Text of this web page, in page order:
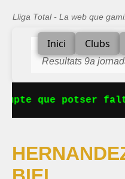
Lliga Total - La web que
Inici Clubs
Resultats 9a
que potser